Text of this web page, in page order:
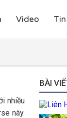
Video
nhiều
này.
BÀI